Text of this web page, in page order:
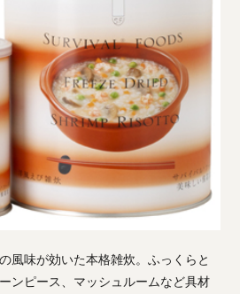
風味が効いた本格雑炊。ふっくらと
ンピース、マッシュルームなど具材